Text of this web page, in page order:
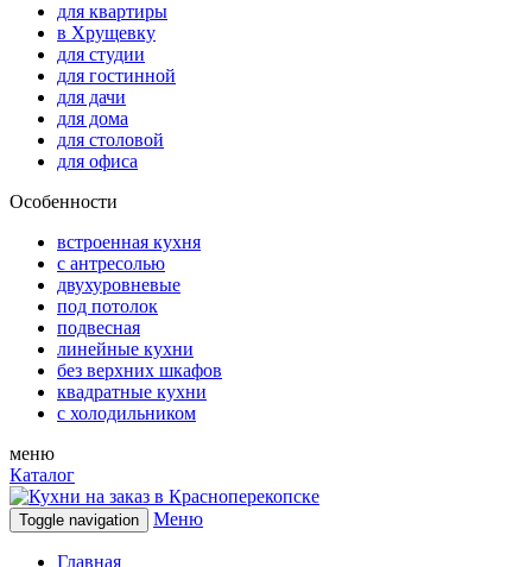
для квартиры
в Хрущевку
для студии
для гостинной
для дачи
для дома
для столовой
для офиса
Особенности
встроенная кухня
с антресолью
двухуровневые
под потолок
подвесная
линейные кухни
без верхних шкафов
квадратные кухни
с холодильником
меню
Каталог
Toggle navigation Меню
Главная